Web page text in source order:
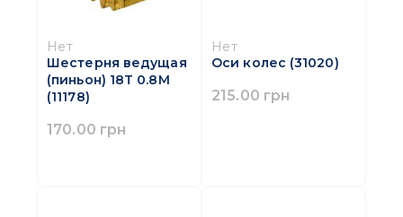
Нет
Шестерня ведущая
(пиньон) 18T 0.8М
(11178)
170.00 грн
Нет
Оси колес (31020)
215.00 грн